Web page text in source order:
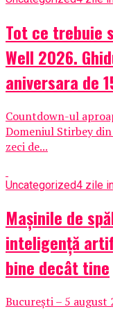
Tot ce trebuie
Well 2026.
aniversara de
Countdown-ul
Domeniul Stirbey
zeci de...
Uncategorized4 zile
Mașinile de
inteligență
bine decât tine
București – 5